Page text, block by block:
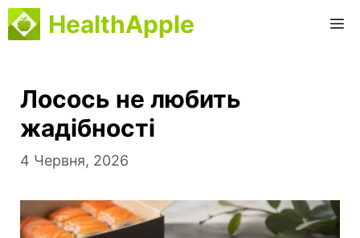
Перейти
до
HealthApple
Лосось не любить
жадібності
4 Червня, 2026